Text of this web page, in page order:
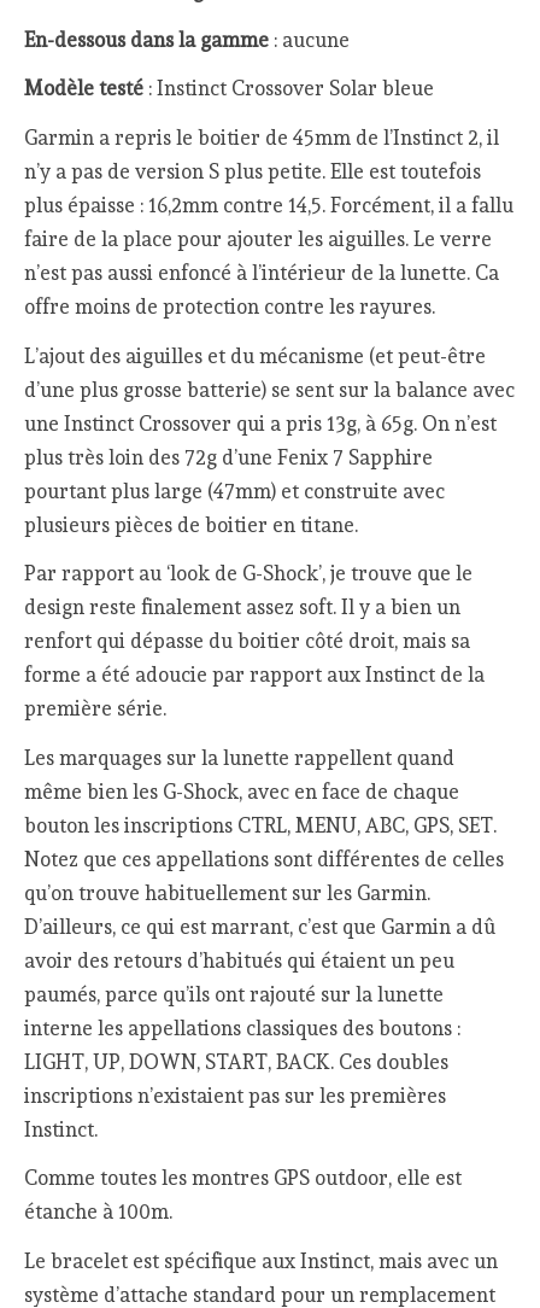
En-dessous dans la gamme : aucune
Modèle testé : Instinct Crossover Solar bleue
Garmin a repris le boitier de 45mm de l’Instinct 2, il
n’y a pas de version S plus petite. Elle est toutefois
plus épaisse : 16,2mm contre 14,5. Forcément, il a fallu
faire de la place pour ajouter les aiguilles. Le verre
n’est pas aussi enfoncé à l’intérieur de la lunette. Ca
offre moins de protection contre les rayures.
L’ajout des aiguilles et du mécanisme (et peut-être
d’une plus grosse batterie) se sent sur la balance avec
une Instinct Crossover qui a pris 13g, à 65g. On n’est
plus très loin des 72g d’une Fenix 7 Sapphire
pourtant plus large (47mm) et construite avec
plusieurs pièces de boitier en titane.
Par rapport au ‘look de G-Shock’, je trouve que le
design reste finalement assez soft. Il y a bien un
renfort qui dépasse du boitier côté droit, mais sa
forme a été adoucie par rapport aux Instinct de la
première série.
Les marquages sur la lunette rappellent quand
même bien les G-Shock, avec en face de chaque
bouton les inscriptions CTRL, MENU, ABC, GPS, SET.
Notez que ces appellations sont différentes de celles
qu’on trouve habituellement sur les Garmin.
D’ailleurs, ce qui est marrant, c’est que Garmin a dû
avoir des retours d’habitués qui étaient un peu
paumés, parce qu’ils ont rajouté sur la lunette
interne les appellations classiques des boutons :
LIGHT, UP, DOWN, START, BACK. Ces doubles
inscriptions n’existaient pas sur les premières
Instinct.
Comme toutes les montres GPS outdoor, elle est
étanche à 100m.
Le bracelet est spécifique aux Instinct, mais avec un
système d’attache standard pour un remplacement